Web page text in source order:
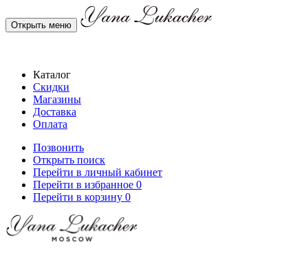
Открыть меню
Каталог
Скидки
Магазины
Доставка
Оплата
Позвонить
Открыть поиск
Перейти в личный кабинет
Перейти в избранное 0
Перейти в корзину 0